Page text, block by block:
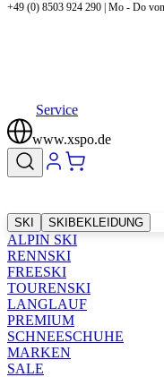
+49 (0) 8503 924 290 | Mo - Do
Service
www.xspo.de
SKI SKIBEKLEIDUNG
ALPIN SKI
RENNSKI
FREESKI
TOURENSKI
LANGLAUF
PREMIUM
SCHNEESCHUHE
MARKEN
SALE